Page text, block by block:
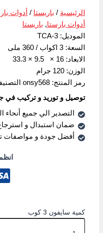
الرئيسية / باريستا / أدوات
أدوات بارستا, باريستا
الموديل: ‎TCA-3
السعة: 3 اكواب / 360 ملى
الابعاد: 16 × 9.5 × 33.3
الوزن: 120 جرام
رمز المنتج:onsy568
توصيل و توريد و تركيب في
التصدير الي جميع أنحاء
ضمان استبدال و
أفضل جودة و مواصفات
كمية سايفون 3 كوب